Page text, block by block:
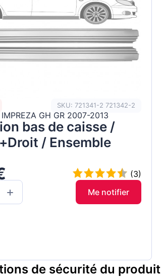
SKU: 721341-2 721342-2
IMPREZA GH GR 2007-2013
bas de caisse /
/ Ensemble
(3)
Me notifier
de sécurité du produit